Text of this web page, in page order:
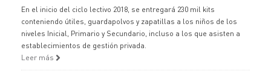
En el inicio del ciclo lectivo 2018, se entregará 230 mil kits
conteniendo útiles, guardapolvos y zapatillas a los niños de los
niveles Inicial, Primario y Secundario, incluso a los que asisten a
establecimientos de gestión privada.
Leer más